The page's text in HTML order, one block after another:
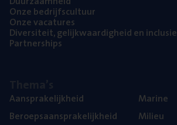
Onze bedrijfs­cul­tuur
Onze vaca­tu­res
Diver­si­teit, gelijk­waar­dig­heid en inclusie
Part­ner­ships
Aan­spra­ke­lijk­heid
Beroeps­aan­spra­ke­lijk­heid
Mari­ne
Mili­eu